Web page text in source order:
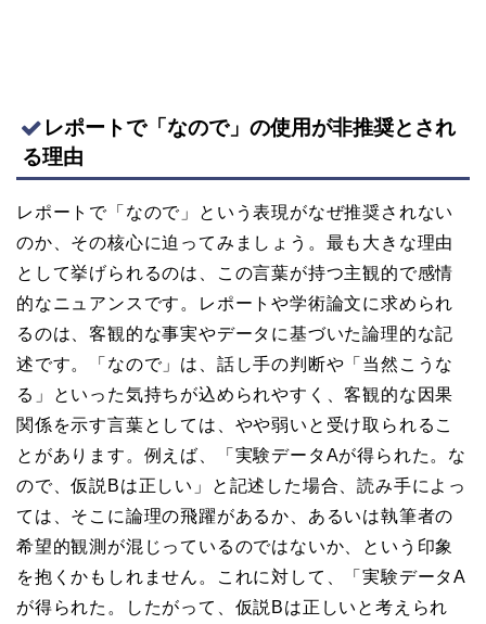
レポートで「なので」の使用が非推奨とされ
る理由
レポートで「なので」という表現がなぜ推奨されない
のか、その核心に迫ってみましょう。最も大きな理由
として挙げられるのは、この言葉が持つ主観的で感情
的なニュアンスです。レポートや学術論文に求められ
るのは、客観的な事実やデータに基づいた論理的な記
述です。「なので」は、話し手の判断や「当然こうな
る」といった気持ちが込められやすく、客観的な因果
関係を示す言葉としては、やや弱いと受け取られるこ
とがあります。例えば、「実験データAが得られた。な
ので、仮説Bは正しい」と記述した場合、読み手によっ
ては、そこに論理の飛躍があるか、あるいは執筆者の
希望的観測が混じっているのではないか、という印象
を抱くかもしれません。これに対して、「実験データA
が得られた。したがって、仮説Bは正しいと考えられ